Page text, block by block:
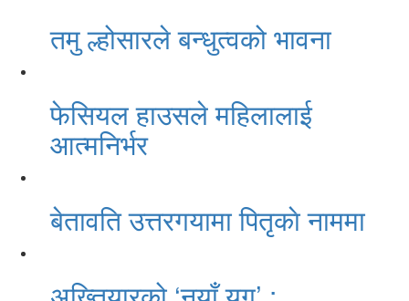
तमु ल्होसारले बन्धुत्वको भावना
फेसियल हाउसले महिलालाई
आत्मनिर्भर
बेतावति उत्तरगयामा पितृकाे नाममा